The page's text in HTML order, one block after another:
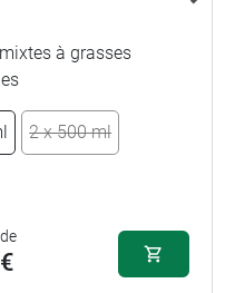
à grasses
2 x 500 ml